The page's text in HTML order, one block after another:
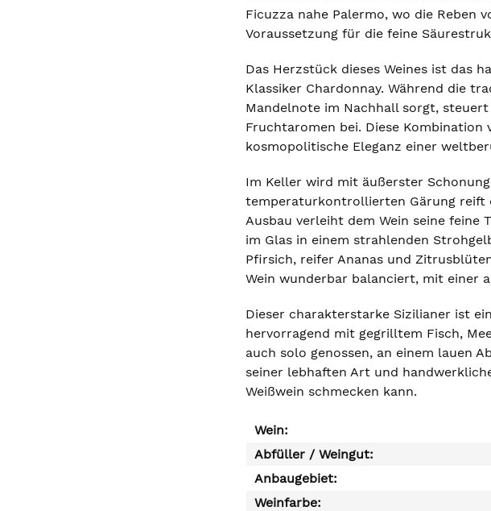
Ficuzza nahe Palermo, wo die Reben
Voraussetzung für die feine
Das Herzstück dieses Weines ist das
Klassiker Chardonnay. Während die
Mandelnote im Nachhall sorgt,
Fruchtaromen bei. Diese Kombination
kosmopolitische Eleganz einer
Im Keller wird mit äußerster
temperaturkontrollierten Gärung reift
Ausbau verleiht dem Wein seine feine
im Glas in einem strahlenden
Pfirsich, reifer Ananas und
Wein wunderbar balanciert, mit einer
Dieser charakterstarke Sizilianer ist
hervorragend mit gegrilltem Fisch,
auch solo genossen, an einem lauen
seiner lebhaften Art und
Weißwein schmecken kann.
Wein:
Abfüller / Weingut:
Anbaugebiet:
Weinfarbe: